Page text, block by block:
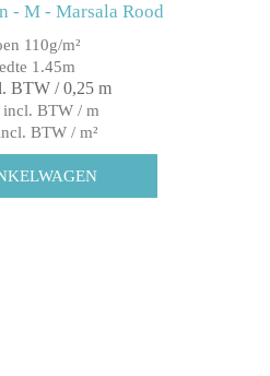
- M - Marsala Rood
110g/m²
1.45m
BTW / 0,25 m
incl. BTW / m
BTW / m²